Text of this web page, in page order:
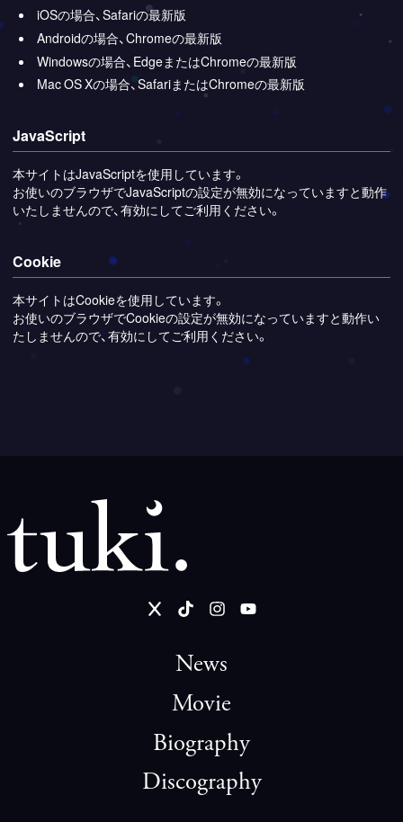
iOSの場合、Safariの最新版
Androidの場合、Chromeの最新版
Windowsの場合、EdgeまたはChromeの最新版
Mac OS Xの場合、SafariまたはChromeの最新版
JavaScript
本サイトはJavaScriptを使用しています。
お使いのブラウザでJavaScriptの設定が無効になっていますと動作
いたしませんので、有効にしてご利用ください。
Cookie
本サイトはCookieを使用しています。
お使いのブラウザでCookieの設定が無効になっていますと動作い
たしませんので、有効にしてご利用ください。
News
Movie
Biography
Discography